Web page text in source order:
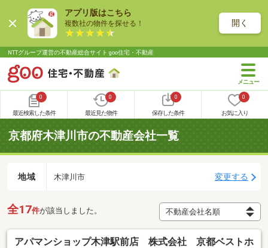
アプリ版はこちら
複数社の物件を探せる！ 開く
NTTグループ運営の不動産総合サイト goo住宅・不動産
0
最近検索した条件
0
最近見た物件
0
保存した条件
0
お気に入り
京都府木津川市の不動産会社一覧
地域 木津川市 変更する
全17件が該当しました。
アパマンショップ木津駅前店 株式会社 京都ベストホ